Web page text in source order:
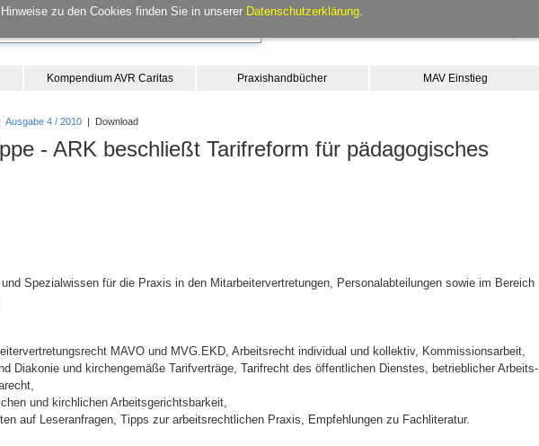
zu den Cookies finden Sie in unserer Datenschutzerklärung.
Kompendium AVR Caritas Praxishandbücher MAV Einstieg
Ausgabe 4 / 2010 | Download
- ARK beschließt Tarifreform für pädagogisches
Spezialwissen für die Praxis in den Mitarbeitervertretungen, Personalabteilungen sowie im Bereich
MAVO und MVG.EKD, Arbeitsrecht individual und kollektiv, Kommissionsarbeit,
Diakonie und kirchengemäße Tarifverträge, Tarifrecht des öffentlichen Dienstes, betrieblicher Arbeits-
und kirchlichen Arbeitsgerichtsbarkeit,
auf Leseranfragen, Tipps zur arbeitsrechtlichen Praxis, Empfehlungen zu Fachliteratur.